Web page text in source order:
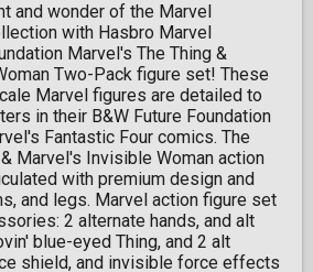
and wonder of the Marvel
with Hasbro Marvel
Marvel's The Thing &
Two-Pack figure set! These
Marvel figures are detailed to
in their B&W Future Foundation
Fantastic Four comics. The
Marvel's Invisible Woman action
with premium design and
and legs. Marvel action figure set
2 alternate hands, and alt
blue-eyed Thing, and 2 alt
shield, and invisible force effects